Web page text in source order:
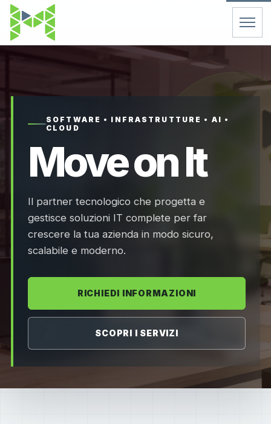
Servizi
Chi Siamo
Contatti
FAQ
Support
SOFTWARE • INFRASTRUTTURE • AI •
CLOUD
Move on It
Il partner tecnologico che progetta e
gestisce soluzioni IT complete per far
crescere la tua azienda in modo sicuro,
scalabile e moderno.
RICHIEDI INFORMAZIONI
SCOPRI I SERVIZI